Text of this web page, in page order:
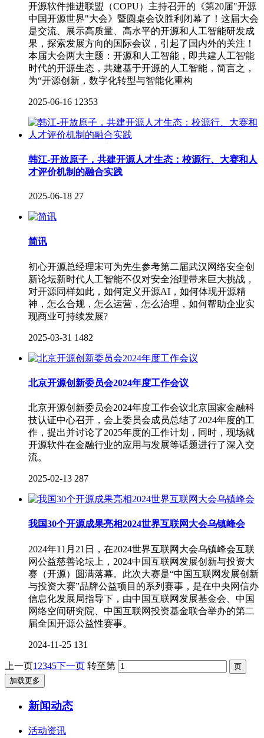
开源软件推进联盟（COPU）主持召开的《第20届"开源
中国开源世界"大会》暨圆桌会议胜利闭幕了！这届大会
是交流、展示高质量、高水平的开源和人工智能研发成
果，探索发展方向的国际会议，引起了国内外的关注！
本届大会两大主题：开源和人工智能，即共建人工智能
时代的开源生态，共建基于开源的人工智能，简言之，
为“开源创新，数字化转型与智能化重构
2025-06-16 12353
韩江-开放原子，共建开源人才生态：校源行、大赛和人
才评价机制的融合实践
2025-06-18 27
简讯
初心开源总经理宋可为先生参考第二届武汉网络安全创
新论坛新时代人工智能不仅对安全治理带来巨大挑战，
对开源同样如此，如何定义开源AI，如何体现开源精
神，怎么合规，怎么运营，怎么治理，如何帮助企业实
现商业可持续发展?
2025-03-31 1482
北京开源创新委员会2024年度工作会议
北京开源创新委员会2024年度工作会议北京国家金融科
技认证中心召开，会上委员会成员总结了2024年度的工
作，提出并讨论了2025年度的工作计划，同时，现场就
开源软件在金融行业的应用与发展等话题进行了深入交
流。
2025-02-13 287
我国30个开源成果亮相2024世界互联网大会乌镇峰会
2024年11月21日，在2024世界互联网大会乌镇峰会互联
网公益慈善论坛上，2024中国互联网发展创新与投资大
赛（开源）圆满落幕。此次大赛是“中国互联网发展创新
与投资大赛”品牌公益项目的系列赛事，是在中央网信办
信息化发展局指导下，由中国互联网发展基金会、中国
网络空间研究院、中国互联网投资基金联合举办的第二
届全国开源公益性赛事。
2024-11-25 131
上一页1 2345下一页 转至第
加载更多
新闻动态
活动资讯